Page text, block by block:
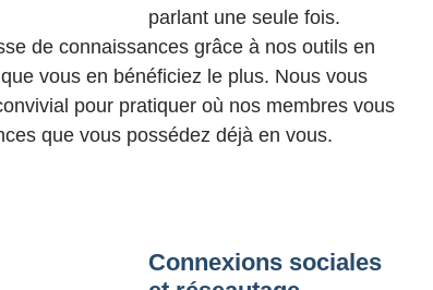
parlant une seule fois.
de connaissances grâce à nos outils en
vous en bénéficiez le plus. Nous vous
pour pratiquer où nos membres vous
que vous possédez déjà en vous.
Connexions sociales